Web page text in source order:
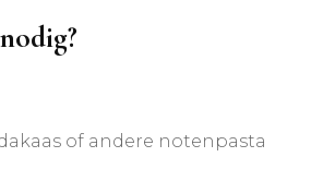
of andere notenpasta